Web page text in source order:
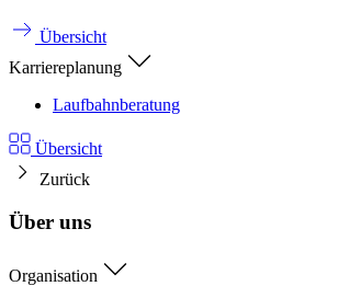
Übersicht
Karriereplanung
Laufbahnberatung
Übersicht
Zurück
Über uns
Organisation